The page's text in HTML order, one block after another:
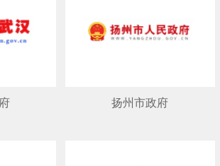
扬州市政府